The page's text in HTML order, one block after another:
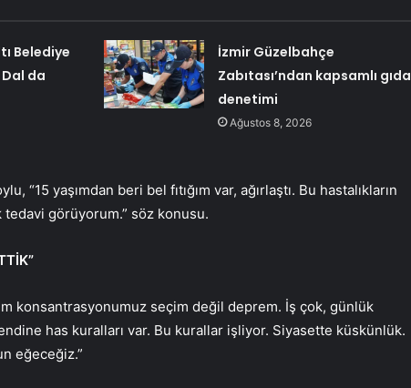
Belediye
da
İzmir Güzelbahçe
Zabıtası’ndan kapsamlı gıda
denetimi
Ağustos 8, 2026
“15 yaşımdan beri bel fıtığım var, ağırlaştı. Bu hastalıkların
görüyorum.” söz konusu.
konsantrasyonumuz seçim değil deprem. İş çok, günlük
has kuralları var. Bu kurallar işliyor. Siyasette küskünlük.
eğeceğiz.”